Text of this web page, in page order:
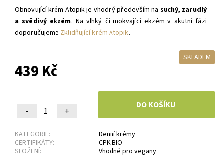
Obnovující krém Atopik je vhodný především na suchý, zarudlý
a svědivý ekzém. Na vlhký či mokvající ekzém v akutní fázi
doporučujeme Zklidňující krém Atopik.
SKLADEM
439 Kč
- +
KATEGORIE:
Denní krémy
CERTIFIKÁTY:
CPK BIO
SLOŽENÍ:
Vhodné pro vegany